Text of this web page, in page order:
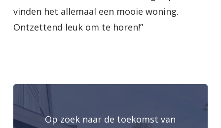
vinden het allemaal een mooie woning.
Ontzettend leuk om te horen!”
Op zoek naar de toekomst van